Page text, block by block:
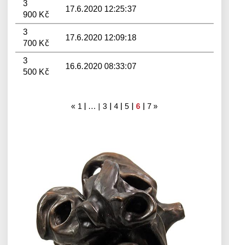
3
900 Kč
17.6.2020 12:25:37
3
700 Kč
17.6.2020 12:09:18
3
500 Kč
16.6.2020 08:33:07
« 1 | ... | 3 | 4 |5 | 6 | 7 »